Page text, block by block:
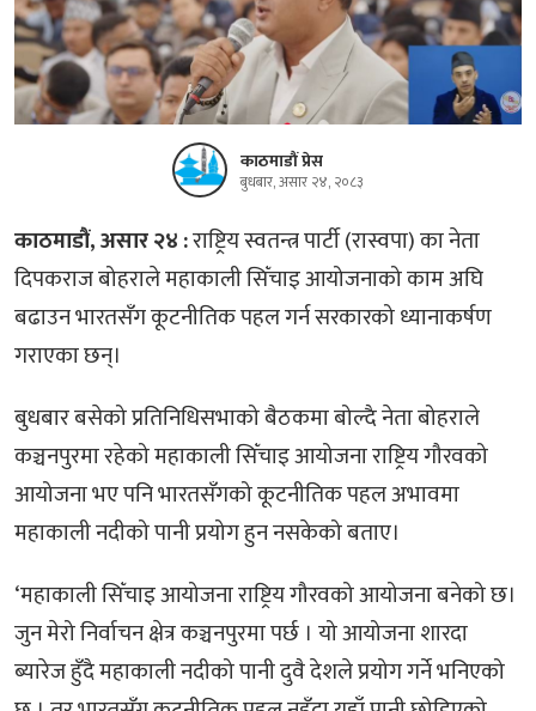
काठमाडौं प्रेस
बुधबार, असार २४, २०८३
काठमाडौं, असार २४ :राष्ट्रिय स्वतन्त्र पार्टी (रास्वपा) का नेता
दिपकराज बोहराले महाकाली सिँचाइ आयोजनाको काम अघि
बढाउन भारतसँग कूटनीतिक पहल गर्न सरकारको ध्यानाकर्षण
गराएका छन्।
बुधबार बसेको प्रतिनिधिसभाको बैठकमा बोल्दै नेता बोहराले
कञ्चनपुरमा रहेको महाकाली सिँचाइ आयोजना राष्ट्रिय गौरवको
आयोजना भए पनि भारतसँगको कूटनीतिक पहल अभावमा
महाकाली नदीको पानी प्रयोग हुन नसकेको बताए।
‘महाकाली सिँचाइ आयोजना राष्ट्रिय गौरवको आयोजना बनेको छ।
जुन मेरो निर्वाचन क्षेत्र कञ्चनपुरमा पर्छ । यो आयोजना शारदा
ब्यारेज हुँदै महाकाली नदीको पानी दुवै देशले प्रयोग गर्ने भनिएको